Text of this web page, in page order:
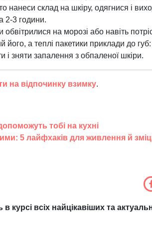
нанеси склад на шкіру, одягнися і
2-3 години.
на морозі або навіть
а теплі пакетики приклади до
і зняти запалення з обпаленої шкіри.
на відпочинку взимку.
тобі на кухні
5 лайфхаків для живлення й
в курсі всіх найцікавіших та